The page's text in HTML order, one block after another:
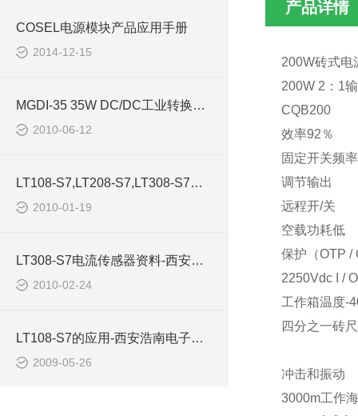
COSEL电源模块产品应用手册
2014-12-15
MGDI-35 35W DC/DC工业转换器-西安浩南电子科技
2010-06-12
LT108-S7,LT208-S7,LT308-S7传感器-西安浩南电子科技
2010-01-19
LT308-S7电流传感器资料-西安浩南电子科技
2010-02-24
LT108-S7的应用-西安浩南电子科技有限公司
2009-05-26
产品详情
200W砖式电
200W 2 ： 1
CQB200
效率92 ％
固定开关频率
调节输出
远程开/关
空载功耗低
保护（OTP /
2250Vdc I / O
工作箱温度-
四分之一砖
冲击和振动
3000m工作